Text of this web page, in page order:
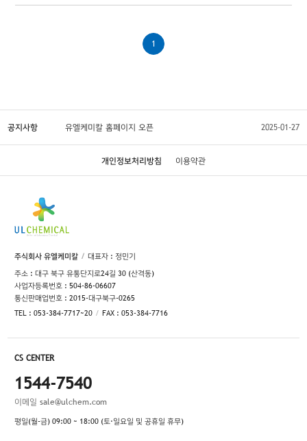
1
공지사항 유엘케미칼 홈페이지 오픈 2025-01-27
개인정보처리방침 이용약관
주식회사 유엘케미칼
대표자 : 정민기
주소 : 대구 북구 유통단지로24길 30 (산격동)
사업자등록번호 : 504-86-06607
통신판매업번호 : 2015-대구북구-0265
TEL : 053-384-7717~20
FAX : 053-384-7716
CS CENTER
1544-7540
이메일 sale@ulchem.com
평일(월-금) 09:00 ~ 18:00 (토·일요일 및 공휴일 휴무)